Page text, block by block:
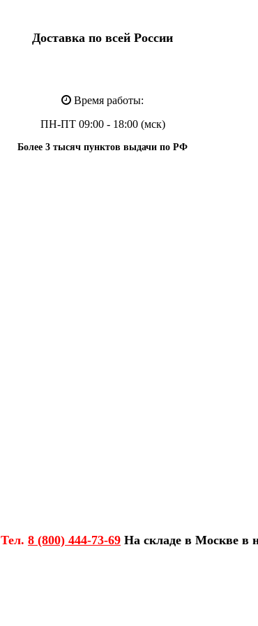
Доставка по всей России
Время работы:
ПН-ПТ 09:00 - 18:00 (мск)
Более 3 тысяч пунктов выдачи по РФ
Тел. 8 (800) 444-73-69 На складе в Москве в